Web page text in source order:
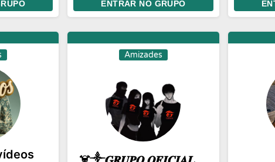
pesada
novas 🤡.
+18. 🎈
𝗦𝗘𝗠
Todo
Talvez
amigo...
Talvez
da sua
✔
Memes. ✔
Gincanas Bate Papo Conhecer
pessoas de todo Brasil
Relacionamento Namoro a
distância
ENTRAR NO GRUPO
Amizades